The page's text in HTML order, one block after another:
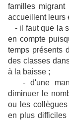
familles
accueillent leurs
- il faut que la
en compte
temps présents
des classes
à la baisse ;
- d'une
diminuer le
ou les
en plus